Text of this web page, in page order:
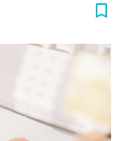
bookmark_border